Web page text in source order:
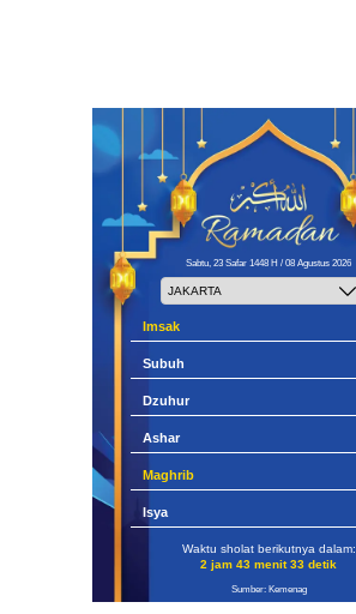
Sabtu, 23 Safar 1448 H / 08 Agustus 2026
Imsak
Subuh
Dzuhur
Ashar
Maghrib
Isya
Waktu sholat berikutnya dalam:
2 jam 43 menit 32 detik
Sumber: Kemenag